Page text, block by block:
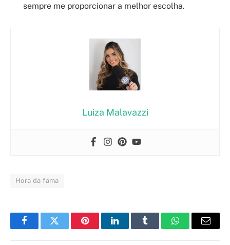
sempre me proporcionar a melhor escolha.
Luiza Malavazzi
Hora da fama
FacebookTwitter PinterestLinkedInTumblr WhatsAppEmail